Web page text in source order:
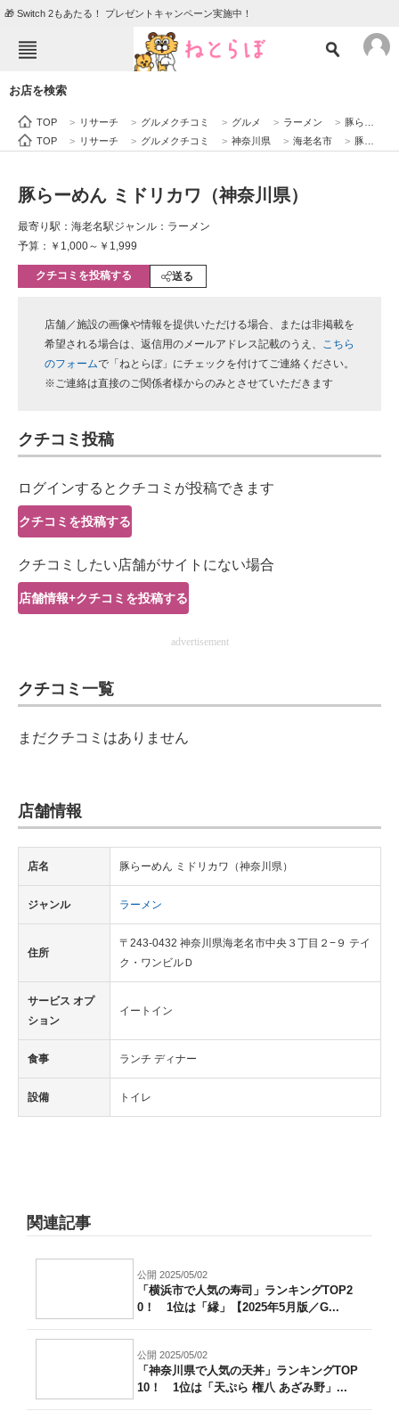
🎁 Switch 2もあたる！ プレゼントキャンペーン実施中！
エンタメ クイズ
住まい 教育・育児
動物
会員記事
メディア
ITの今と未来を見通す
スマホと通信の最新トレンド
好きが集まる 比べて選べる
AI活用のいまが分かる
マーケ×ITの今がよく分かる
ITエンジニア向け専門サイト
IT製品の技術・比較・事例
電子設計の基本と応用
エネルギーの専門メディア
建設×テクノロジーの最前線
ちょっと気になるネットの話題
お店を検索
TOP > リサーチ > グルメクチコミ > グルメ > ラーメン > 豚らーめん ミドリカワ（神奈川県）
TOP
> リサーチ > グルメクチコミ > 神奈川県 > 海老名市 > 豚らーめん ミドリカワ（神奈川県）
豚らーめん ミドリカワ（神奈川県）
最寄り駅：海老名駅ジャンル：ラーメン
予算：￥1,000～￥1,999
クチコミを投稿する 送る
店舗／施設の画像や情報を提供いただける場合、または非掲載を
希望される場合は、返信用のメールアドレス記載のうえ、 こちら
のフォームで「ねとらぼ」にチェックを付けてご連絡ください。
※ご連絡は直接のご関係者様からのみとさせていただきます
クチコミ投稿
ログインするとクチコミが投稿できます
クチコミを投稿する
クチコミしたい店舗がサイトにない場合
店舗情報+クチコミを投稿する
advertisement
クチコミ一覧
まだクチコミはありません
店舗情報
店名 豚らーめん ミドリカワ（神奈川県）
ジャンル ラーメン
住所
〒243-0432 神奈川県海老名市中央３丁目２−９ テイ
ク・ワンビルＤ
サービス オプ
ション
イートイン
食事 ランチ ディナー
設備 トイレ
関連記事
公開 2025/05/02
「横浜市で人気の寿司」ランキングTOP2
0！ 1位は「縁」【2025年5月版／G...
公開 2025/05/02
「神奈川県で人気の天丼」ランキングTOP
10！ 1位は「天ぷら 権八 あざみ野」...